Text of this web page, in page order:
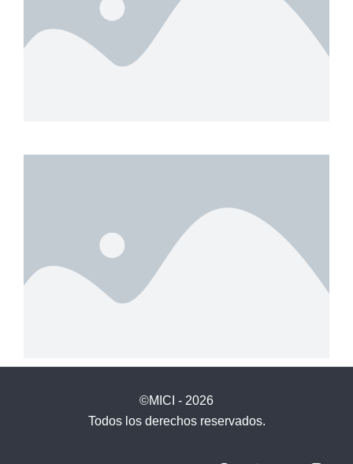
©MICI - 2026
Todos los derechos reservados.